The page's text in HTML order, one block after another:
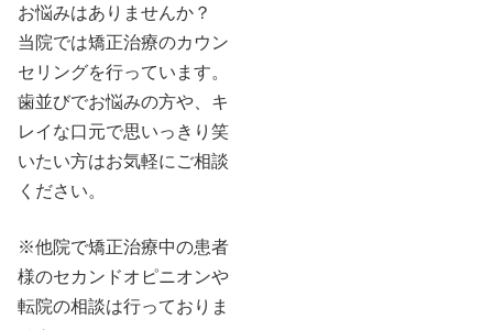
お悩みはありませんか？
当院では矯正治療のカウン
セリングを行っています。
歯並びでお悩みの方や、キ
レイな口元で思いっきり笑
いたい方はお気軽にご相談
ください。
※他院で矯正治療中の患者
様のセカンドオピニオンや
転院の相談は行っておりま